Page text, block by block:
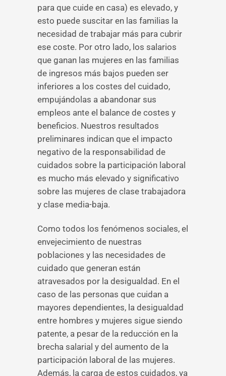
para que cuide en casa) es elevado, y
esto puede suscitar en las familias la
necesidad de trabajar más para cubrir
ese coste. Por otro lado, los salarios
que ganan las mujeres en las familias
de ingresos más bajos pueden ser
inferiores a los costes del cuidado,
empujándolas a abandonar sus
empleos ante el balance de costes y
beneficios. Nuestros resultados
preliminares indican que el impacto
negativo de la responsabilidad de
cuidados sobre la participación laboral
es mucho más elevado y significativo
sobre las mujeres de clase trabajadora
y clase media-baja.
Como todos los fenómenos sociales, el
envejecimiento de nuestras
poblaciones y las necesidades de
cuidado que generan están
atravesados por la desigualdad. En el
caso de las personas que cuidan a
mayores dependientes, la desigualdad
entre hombres y mujeres sigue siendo
patente, a pesar de la reducción en la
brecha salarial y del aumento de la
participación laboral de las mujeres.
Además, la carga de estos cuidados, ya